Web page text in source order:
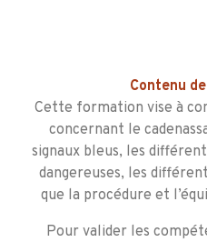
Contenu d
Cette formation vise à
concernant le
signaux bleus, les
dangereuses, les
que la procédure et
Pour valider les